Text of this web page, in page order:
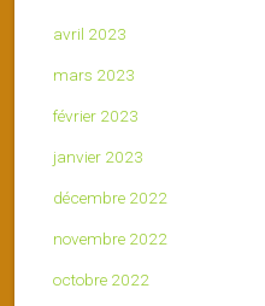
avril 2023
mars 2023
février 2023
janvier 2023
décembre 2022
novembre 2022
octobre 2022